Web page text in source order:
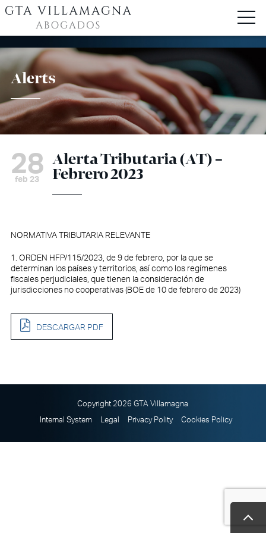
Alerts
28
feb 23
Alerta Tributaria (AT) –
Febrero 2023
NORMATIVA TRIBUTARIA RELEVANTE
1. ORDEN HFP/115/2023, de 9 de febrero, por la que se
determinan los países y territorios, así como los regímenes
fiscales perjudiciales, que tienen la consideración de
jurisdicciones no cooperativas (BOE de 10 de febrero de 2023)
DESCARGAR PDF
Copyright 2026 GTA Villamagna
Internal System Legal Privacy Polity Cookies Policy